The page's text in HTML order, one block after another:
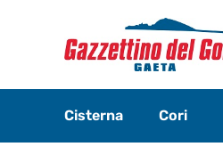
contenuto
Cisterna Cori